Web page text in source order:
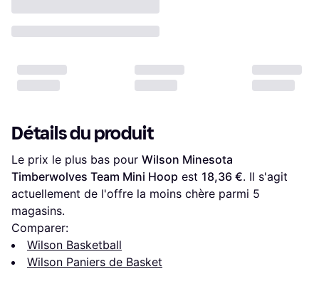
Détails du produit
Le prix le plus bas pour Wilson Minesota
Timberwolves Team Mini Hoop est 18,36 €. Il s'agit
actuellement de l'offre la moins chère parmi 5
magasins.
Comparer:
Wilson Basketball
Wilson Paniers de Basket